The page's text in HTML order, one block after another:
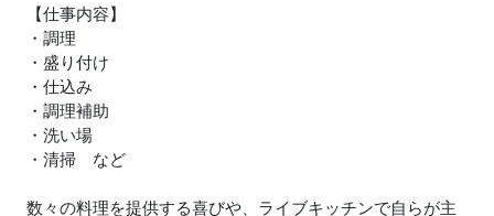
【仕事内容】
・調理
・盛り付け
・仕込み
・調理補助
・洗い場
・清掃 など
数々の料理を提供する喜びや、ライブキッチンで自らが主